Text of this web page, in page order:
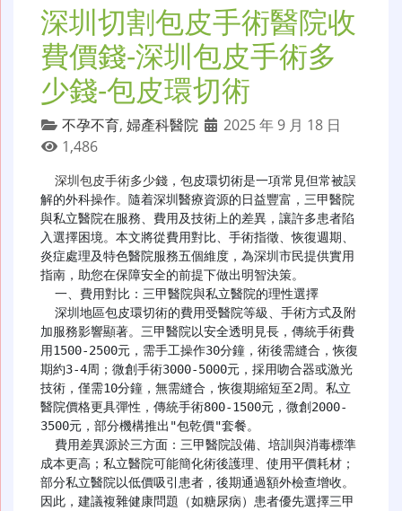
深圳切割包皮手術醫院收
費價錢-深圳包皮手術多
少錢-包皮環切術
不孕不育, 婦產科醫院
2025 年 9 月 18 日
1,486
深圳包皮手術多少錢 ，包皮環切術是一項常見但常被誤
解的外科操作。隨着深圳醫療資源的日益豐富，三甲醫院
與私立醫院在服務、費用及技術上的差異，讓許多患者陷
入選擇困境。本文將從費用對比、手術指徵、恢復週期、
炎症處理及特色醫院服務五個維度，為深圳市民提供實用
指南，助您在保障安全的前提下做出明智決策。
加服務影響顯著。三甲醫院以安全透明見長，傳統手術費
用1500-2500元，需手工操作30分鐘，術後需縫合，恢復
期約3-4周；微創手術3000-5000元，採用吻合器或激光
技術，僅需10分鐘，無需縫合，恢復期縮短至2周。私立
醫院價格更具彈性，傳統手術800-1500元，微創2000-
3500元，部分機構推出"包乾價"套餐。
成本更高；私立醫院可能簡化術後護理、使用平價耗材；
部分私立醫院以低價吸引患者，後期通過額外檢查增收。
因此，建議複雜健康問題（如糖尿病）患者優先選擇三甲